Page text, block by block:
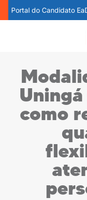
Portal do Candidato
como